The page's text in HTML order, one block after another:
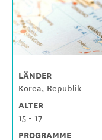
LÄNDER
Korea, Republik
ALTER
15 - 17
PROGRAMME